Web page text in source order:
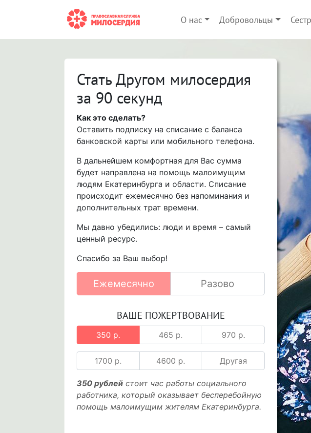
О нас Добровольцы
Стать Другом милосердия
за 90 секунд
Как это сделать?
Оставить подписку на списание с баланса
банковской карты или мобильного телефона.
В дальнейшем комфортная для Вас сумма
будет направлена на помощь малоимущим
людям Екатеринбурга и области. Списание
происходит ежемесячно без напоминания и
дополнительных трат времени.
Мы давно убедились: люди и время – самый
ценный ресурс.
Спасибо за Ваш выбор!
Ежемесячно Разово
ВАШЕ ПОЖЕРТВОВАНИЕ
350 р. 465 р. 970 р.
1700 р. 4600 р. Другая
350 рублей стоит час работы социального
работника, который оказывает бесперебойную
помощь малоимущим жителям Екатеринбурга.